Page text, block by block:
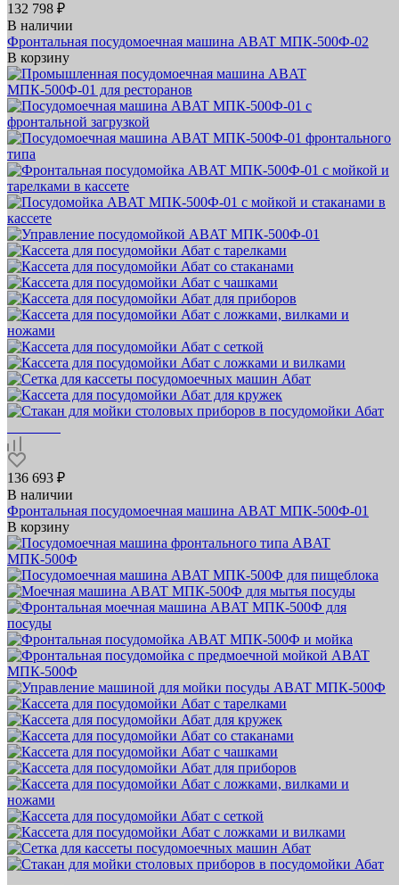
132 798 ₽
В наличии
Фронтальная посудомоечная машина ABAT МПК‑500Ф‑02
В корзину
136 693 ₽
В наличии
Фронтальная посудомоечная машина ABAT МПК‑500Ф‑01
В корзину